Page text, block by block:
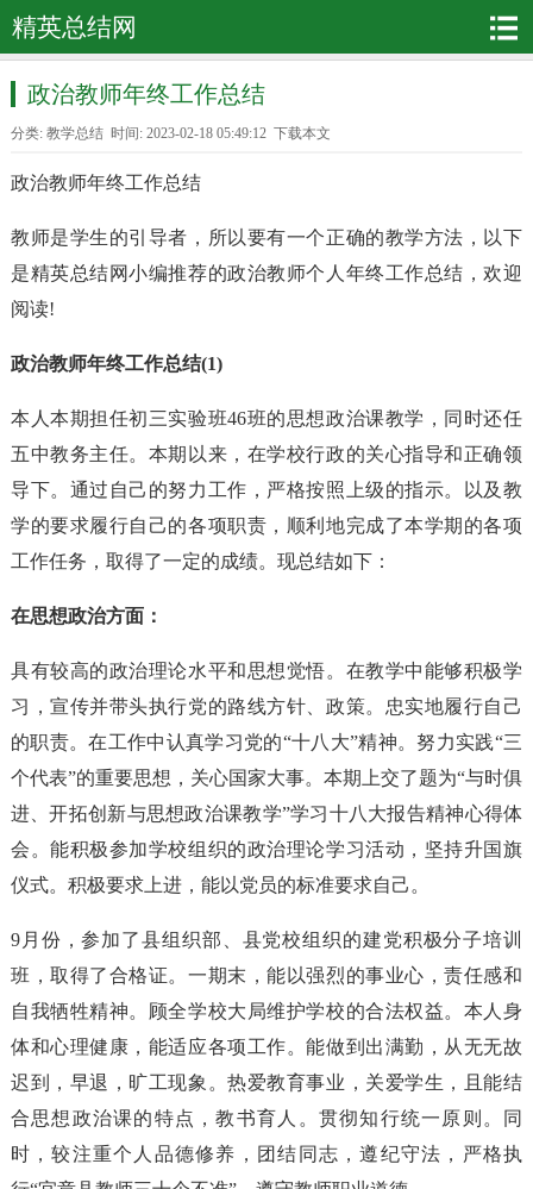
精英总结网
政治教师年终工作总结
分类: 教学总结时间: 2023-02-18 05:49:12 下载本文
政治教师年终工作总结
教师是学生的引导者，所以要有一个正确的教学方法，以下
是精英总结网小编推荐的政治教师个人年终工作总结，欢迎
阅读!
政治教师年终工作总结(1)
本人本期担任初三实验班46班的思想政治课教学，同时还任
五中教务主任。本期以来，在学校行政的关心指导和正确领
导下。通过自己的努力工作，严格按照上级的指示。以及教
学的要求履行自己的各项职责，顺利地完成了本学期的各项
工作任务，取得了一定的成绩。现总结如下：
在思想政治方面：
具有较高的政治理论水平和思想觉悟。在教学中能够积极学
习，宣传并带头执行党的路线方针、政策。忠实地履行自己
的职责。在工作中认真学习党的“十八大”精神。努力实践“三
个代表”的重要思想，关心国家大事。本期上交了题为“与时俱
进、开拓创新与思想政治课教学”学习十八大报告精神心得体
会。能积极参加学校组织的政治理论学习活动，坚持升国旗
仪式。积极要求上进，能以党员的标准要求自己。
9月份，参加了县组织部、县党校组织的建党积极分子培训
班，取得了合格证。一期末，能以强烈的事业心，责任感和
自我牺牲精神。顾全学校大局维护学校的合法权益。本人身
体和心理健康，能适应各项工作。能做到出满勤，从无无故
迟到，早退，旷工现象。热爱教育事业，关爱学生，且能结
合思想政治课的特点，教书育人。贯彻知行统一原则。同
时，较注重个人品德修养，团结同志，遵纪守法，严格执